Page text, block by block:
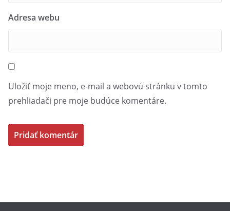
Adresa webu
Uložiť moje meno, e-mail a webovú stránku v tomto
prehliadači pre moje budúce komentáre.